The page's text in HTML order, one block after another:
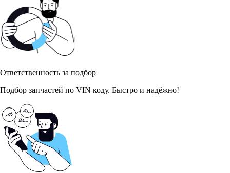
Ответственность за подбор
Подбор запчастей по VIN коду. Быстро и надёжно!